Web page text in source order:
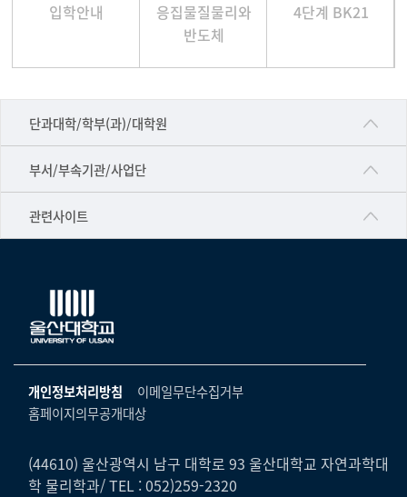
입학안내
응집물질물리와
반도체
4단계 BK21
단과대학/학부(과)/대학원
■인문대학
▷국어국문학부
▷일본어·일본학과
▷프랑스어·프랑스학과
▷스페인·중남미학과
▷철학·상담학과
■사회과학대학
▷사회과학부
부서/부속기관/사업단
공동기기센터
공학교육혁신센터
국제교류처
기초과학연구소
물리BK 미래혁신응집물질물리인재교육연구단
미래기술혁신융합형인재양성센터
관련사이트
건강가정지원센터
교수협의회
노동조합
생명윤리위원회
온라인 기술거래 플랫폼
울산대신문
울산대학교병원
개인정보처리방침
이메일무단수집거부
홈페이지의무공개대상
(44610) 울산광역시 남구 대학로 93 울산대학교 자연과학대
학 물리학과/ TEL : 052)259-2320